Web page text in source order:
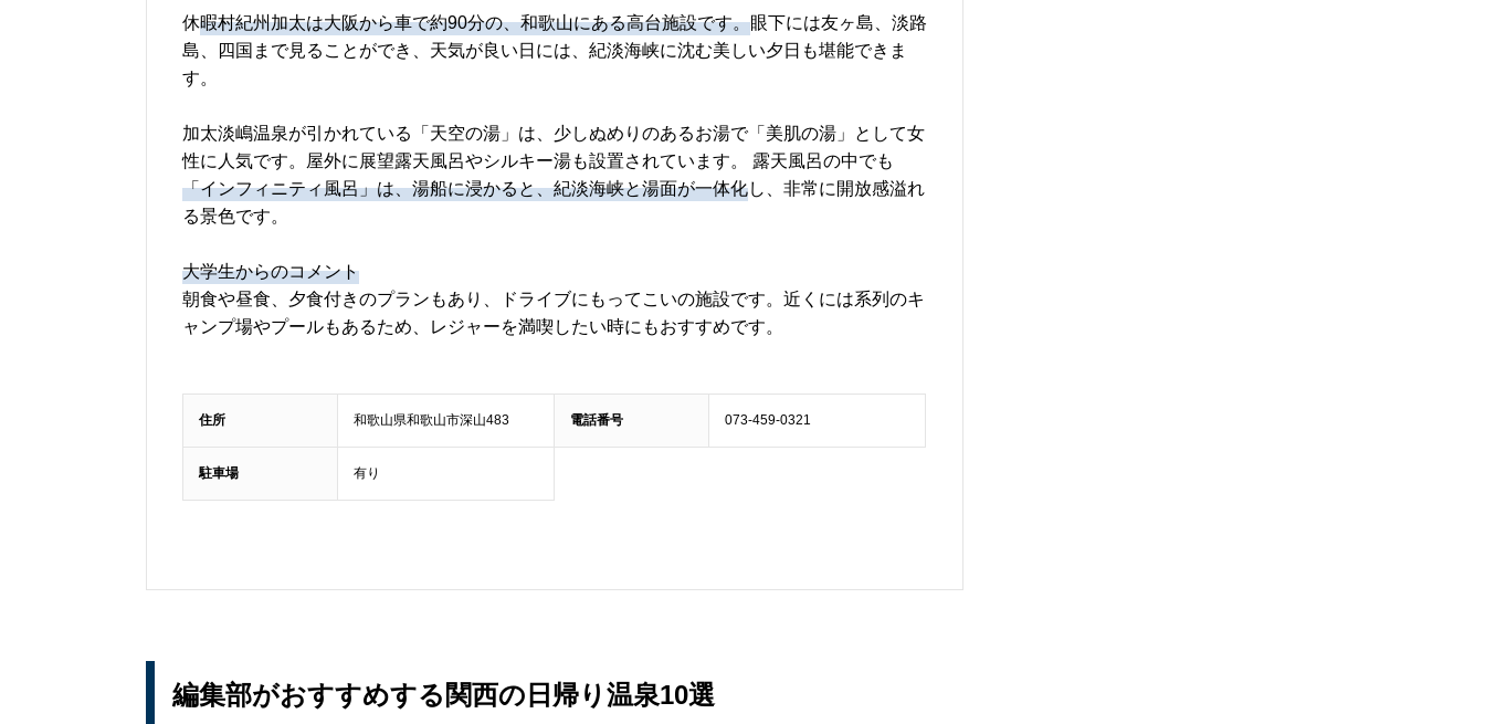
休暇村紀州加太は大阪から車で約90分の、和歌山にある高台施設です。眼下には友ヶ島、淡路
島、四国まで見ることができ、天気が良い日には、紀淡海峡に沈む美しい夕日も堪能できま
す。
加太淡嶋温泉が引かれている「天空の湯」は、少しぬめりのあるお湯で「美肌の湯」として女
性に人気です。屋外に展望露天風呂やシルキー湯も設置されています。 露天風呂の中でも
「インフィニティ風呂」は、湯船に浸かると、紀淡海峡と湯面が一体化し、非常に開放感溢れ
る景色です。
大学生からのコメント
朝食や昼食、夕食付きのプランもあり、ドライブにもってこいの施設です。近くには系列のキ
ャンプ場やプールもあるため、レジャーを満喫したい時にもおすすめです。
住所 和歌山県和歌山市深山483 電話番号 073-459-0321
駐車場 有り
編集部がおすすめする関西の日帰り温泉10選